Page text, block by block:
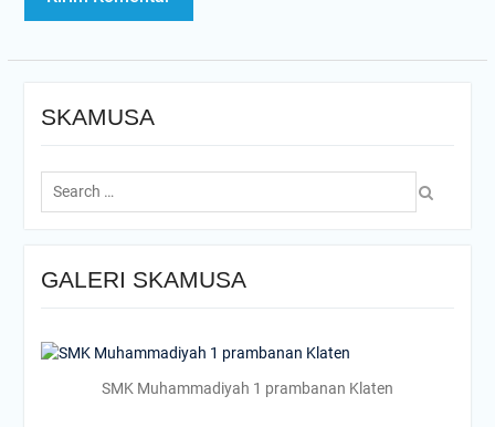
SKAMUSA
Search
for:
GALERI SKAMUSA
SMK Muhammadiyah 1 prambanan Klaten